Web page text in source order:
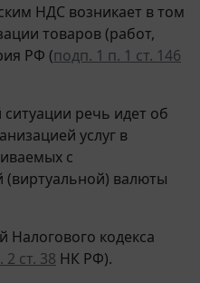
НДС возникает в том
товаров (работ,
РФ (подп. 1 п. 1 ст. 146
речь идет об
услуг в
с
валюты
Налогового кодекса
2 ст. 38 НК РФ).